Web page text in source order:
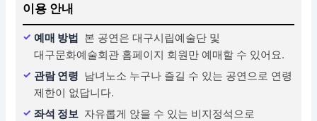
이용 안내
예매 방법 본 공연은 대구시립예술단 및
대구문화예술회관 홈페이지 회원만 예매할 수 있어요.
관람 연령 남녀노소 누구나 즐길 수 있는 공연으로 연령
제한이 없답니다.
좌석 정보 자유롭게 앉을 수 있는 비지정석으로